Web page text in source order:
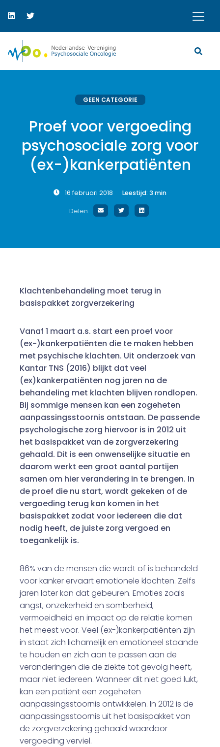
GEEN CATEGORIE
Proef voor vergoeding
psychosociale zorg voor
(ex-)kankerpatiënten
16 februari 2018 Leestijd: 3min
Delen:
Klachtenbehandeling moet terug in
basispakket zorgverzekering
Vanaf 1 maart a.s. start een proef voor
(ex-)kankerpatiënten die te maken hebben
met psychische klachten. Uit onderzoek van
Kantar TNS (2016) blijkt dat veel
(ex)kankerpatiënten nog jaren na de
behandeling met klachten blijven rondlopen.
Bij sommige mensen kan een zogeheten
aanpassingsstoornis ontstaan. De passende
psychologische zorg hiervoor is in 2012 uit
het basispakket van de zorgverzekering
gehaald. Dit is een onwenselijke situatie en
daarom werkt een groot aantal partijen
samen om hier verandering in te brengen. In
de proef die nu start, wordt gekeken of de
vergoeding terug kan komen in het
basispakket zodat voor iedereen die dat
nodig heeft, de juiste zorg vergoed en
toegankelijk is.
86% van de mensen die wordt of is behandeld
voor kanker ervaart emotionele klachten. Zelfs
jaren later kan dat gebeuren. Emoties zoals
angst, onzekerheid en somberheid,
vermoeidheid en impact op de relatie komen
het meest voor. Veel (ex-)kankerpatiënten zijn
in staat zich lichamelijk en emotioneel staande
te houden en zich aan te passen aan de
veranderingen die de ziekte tot gevolg heeft,
maar niet iedereen. Wanneer dit niet goed lukt,
kan een patiënt een zogeheten
aanpassingsstoornis ontwikkelen. In 2012 is de
aanpassingsstoornis uit het basispakket van
de zorgverzekering gehaald waardoor
vergoeding verviel.